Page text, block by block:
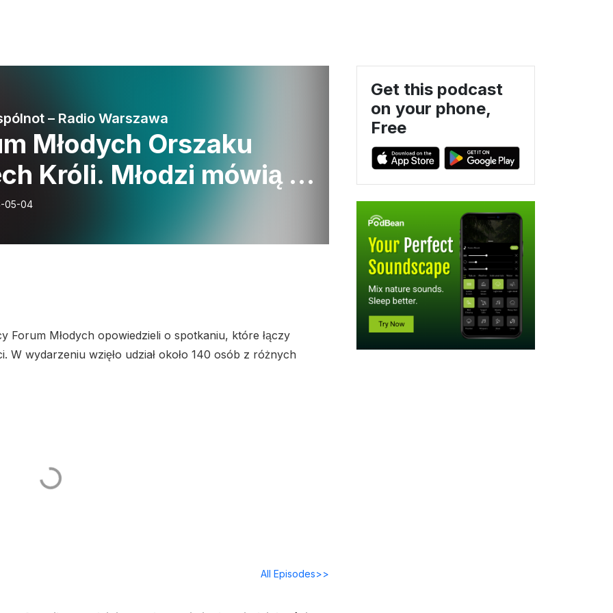
– Radio Warszawa
Młodych Orszaku
Króli. Młodzi mówią o
powołaniu i
05-04
Forum Młodych opowiedzieli o spotkaniu, które łączy
W wydarzeniu wzięło udział około 140 osób z różnych
All Episodes>>
Get this podcast
on your phone,
Free